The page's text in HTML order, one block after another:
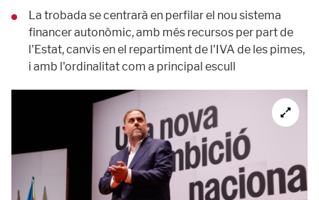
La trobada se centrarà en perfilar el nou sistema
financer autonòmic, amb més recursos per part de
l'Estat, canvis en el repartiment de l'IVA de les pimes,
i amb l'ordinalitat com a principal escull